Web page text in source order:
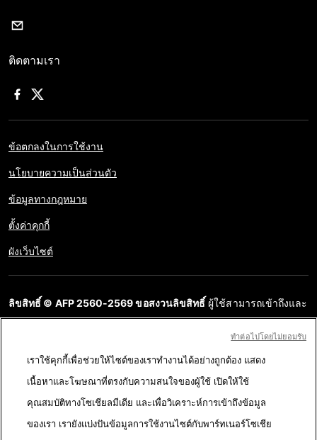
ติดตามเรา
ข้อตกลงในการใช้งาน
นโยบายความเป็นส่วนตัว
ข้อมูลทางกฎหมาย
ตั้งค่าคุกกี้
ผังเว็บไซต์
ลิขสิทธิ์ © AFP 2560-2569 ขอสงวนลิขสิทธิ์ ผู้ใช้สามารถเข้าถึงและ
นำเนื้อหาบนเว็บไซต์ของ AFP ไปเผยแพร่ต่อโดยไม่ได้รับอนุญาตก่อน
ในวัตถุประสงค์อื่น โดยเฉพาะการนำไปผลิตซ้ำ การใช้เพื่อสื่อสารกับ
สาธารณะ หรือการเผยแพร่เนื้อหาบนเว็บไซต์ ทั้งในบางส่วนหรือ
ทั้งหมด โดย AFP ไม่ได้รับสิทธิ์ใดๆ จากเจ้าของลิขสิทธิ์สำหรับเนื้อหา
เราใช้คุกกี้เพื่อช่วยให้ไซต์ของเราทำงานได้อย่างถูกต้อง แสดง
เนื้อหาและโฆษณาที่ตรงกับความสนใจของผู้ใช้ เปิดให้ใช้
คุณสมบัติทางโซเชียลมีเดีย และเพื่อวิเคราะห์การเข้าถึงข้อมูล
ของเรา เรายังแบ่งปันข้อมูลการใช้งานไซต์กับพาร์ทเนอร์โซเชีย
ทําต่อไปโดยไม่ยอมรับ